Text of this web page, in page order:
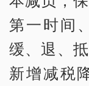
第一时间
缓、退、
新增减税